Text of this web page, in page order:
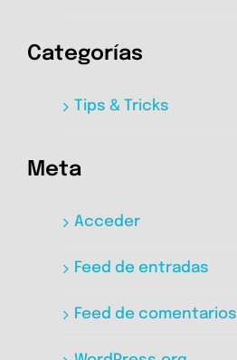
Categorías
Tips & Tricks
Meta
Acceder
Feed de entradas
Feed de comentarios